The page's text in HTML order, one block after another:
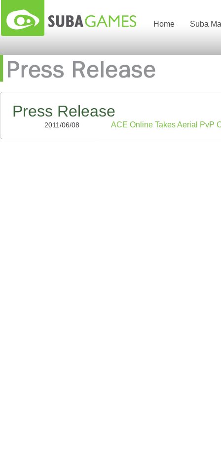
Home Suba
Press Release
2011/06/08 ACE Online Takes Aerial PvP